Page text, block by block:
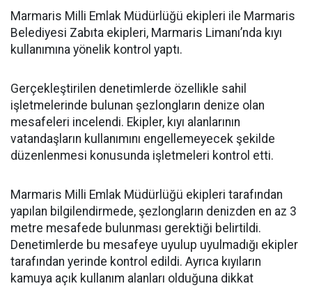
Marmaris Milli Emlak Müdürlüğü ekipleri ile Marmaris
Belediyesi Zabıta ekipleri, Marmaris Limanı’nda kıyı
kullanımına yönelik kontrol yaptı.
Gerçekleştirilen denetimlerde özellikle sahil
işletmelerinde bulunan şezlongların denize olan
mesafeleri incelendi. Ekipler, kıyı alanlarının
vatandaşların kullanımını engellemeyecek şekilde
düzenlenmesi konusunda işletmeleri kontrol etti.
Marmaris Milli Emlak Müdürlüğü ekipleri tarafından
yapılan bilgilendirmede, şezlongların denizden en az 3
metre mesafede bulunması gerektiği belirtildi.
Denetimlerde bu mesafeye uyulup uyulmadığı ekipler
tarafından yerinde kontrol edildi. Ayrıca kıyıların
kamuya açık kullanım alanları olduğuna dikkat